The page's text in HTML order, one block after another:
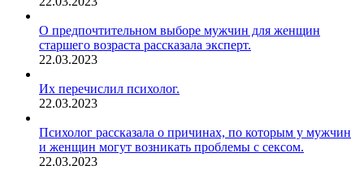
О предпочтительном выборе мужчин для женщин
старшего возраста рассказала эксперт.
22.03.2023
Их перечислил психолог.
22.03.2023
Психолог рассказала о причинах, по которым у мужчин
и женщин могут возникать проблемы с сексом.
22.03.2023